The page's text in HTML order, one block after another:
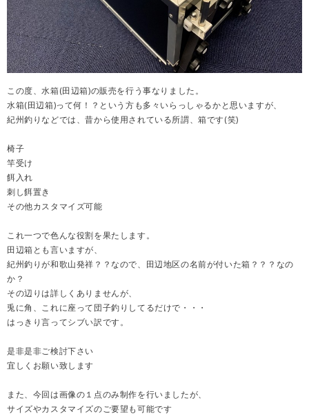
この度、水箱(田辺箱)の販売を行う事なりました。
水箱(田辺箱)って何！？という方も多々いらっしゃるかと思いますが、
紀州釣りなどでは、昔から使用されている所謂、箱です(笑)
椅子
竿受け
餌入れ
刺し餌置き
その他カスタマイズ可能
これ一つで色んな役割を果たします。
田辺箱とも言いますが、
紀州釣りが和歌山発祥？？なので、田辺地区の名前が付いた箱？？？なの
か？
その辺りは詳しくありませんが、
兎に角、これに座って団子釣りしてるだけで・・・
はっきり言ってシブい訳です。
是非是非ご検討下さい
宜しくお願い致します
また、今回は画像の１点のみ制作を行いましたが、
サイズやカスタマイズのご要望も可能です